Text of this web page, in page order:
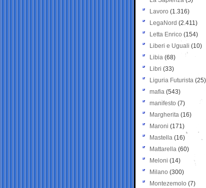
Lavoro (1.316)
LegaNord (2.411)
Letta Enrico (154)
Liberi e Uguali (10)
Libia (68)
Libri (33)
Liguria Futurista (25)
mafia (543)
manifesto (7)
Margherita (16)
Maroni (171)
Mastella (16)
Mattarella (60)
Meloni (14)
Milano (300)
Montezemolo (7)